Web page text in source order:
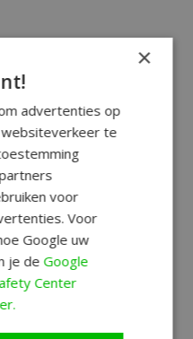
×
advertenties op
te
voor
Voor
Google uw
je deGoogle
Center